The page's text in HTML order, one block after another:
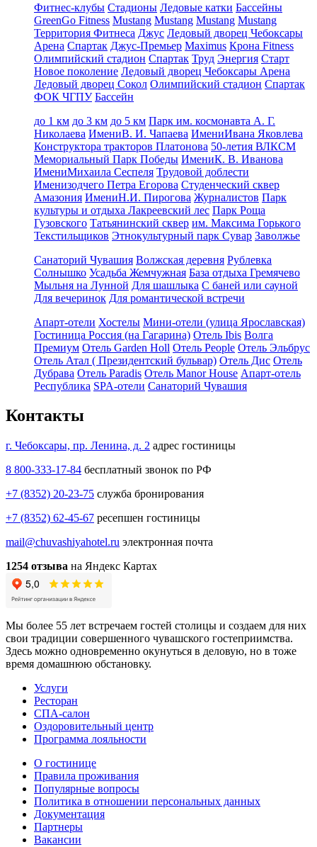
Фитнес-клубы Стадионы Ледовые катки Бассейны
GreenGo Fitness Mustang Mustang Mustang Mustang
Территория Фитнеса Джус Ледовый дворец Чебоксары
Арена Спартак Джус-Премьер Maximus Крона Fitness
Олимпийский стадион Спартак Труд Энергия Старт
Новое поколение Ледовый дворец Чебоксары Арена
Ледовый дворец Сокол Олимпийский стадион Спартак
ФОК ЧГПУ Бассейн
до 1 км до 3 км до 5 км Парк им. космонавта А. Г.
Николаева ИмениВ. И. Чапаева ИмениИвана Яковлева
Конструктора тракторов Платонова 50-летия ВЛКСМ
Мемориальный Парк Победы ИмениК. В. Иванова
ИмениМихаила Сеспеля Трудовой доблести
Именизодчего Петра Егорова Студенческий сквер
Амазония ИмениН.И. Пирогова Журналистов Парк
культуры и отдыха Лакреевский лес Парк Роща
Гузовского Татьянинский сквер им. Максима Горького
Текстильщиков Этнокультурный парк Сувар Заволжье
Санаторий Чувашия Волжская деревня Рублевка
Солнышко Усадьба Жемчужная База отдыха Гремячево
Мыльня на Лунной Для шашлыка С баней или сауной
Для вечеринок Для романтической встречи
Апарт-отели Хостелы Мини-отели (улица Ярославская)
Гостиница Россия (на Гагарина) Отель Ibis Волга
Премиум Отель Garden Holl Отель People Отель Эльбрус
Отель Атал ( Президентский бульвар) Отель Дис Отель
Дубрава Отель Paradis Отель Manor House Апарт-отель
Республика SPA-отели Санаторий Чувашия
Контакты
г. Чебоксары, пр. Ленина, д. 2 адрес гостиницы
8 800-333-17-84 бесплатный звонок по РФ
+7 (8352) 20-23-75 служба бронирования
+7 (8352) 62-45-67 ресепшен гостиницы
mail@chuvashiyahotel.ru электронная почта
1254 отзыва на Яндекс Картах
Мы более 55 лет встречаем гостей столицы и создаем для них
свои традиции совершенного чувашского гостеприимства.
Здесь можно одновременно окунуться в деловую, но в тоже
время домашнюю обстановку.
Услуги
Ресторан
СПА-салон
Оздоровительный центр
Программа лояльности
О гостинице
Правила проживания
Популярные вопросы
Политика в отношении персональных данных
Документация
Партнеры
Вакансии